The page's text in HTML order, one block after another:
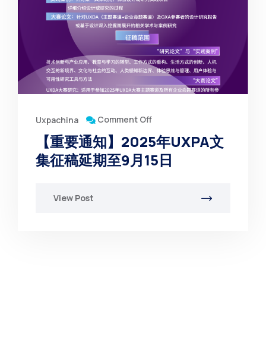
Uxpachina Comment Off
【重要通知】2025年UXPA文
集征稿延期至9月15日
View Post